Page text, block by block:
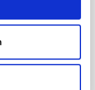
ajuste
Gaia
y
y delgado